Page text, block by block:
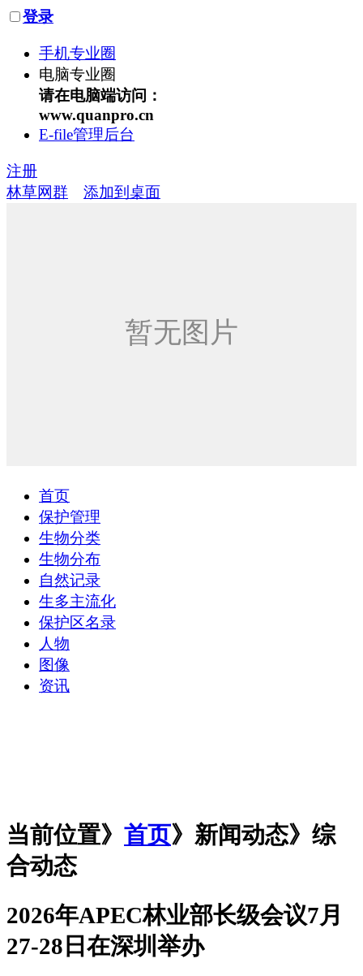
登录
手机专业圈
电脑专业圈
请在电脑端访问：
www.quanpro.cn
E-file管理后台
注册
林草网群
添加到桌面
首页
保护管理
生物分类
生物分布
自然记录
生多主流化
保护区名录
人物
图像
资讯
当前位置》 首页》 新闻动态》综
合动态
2026年APEC林业部长级会议7月
27-28日在深圳举办